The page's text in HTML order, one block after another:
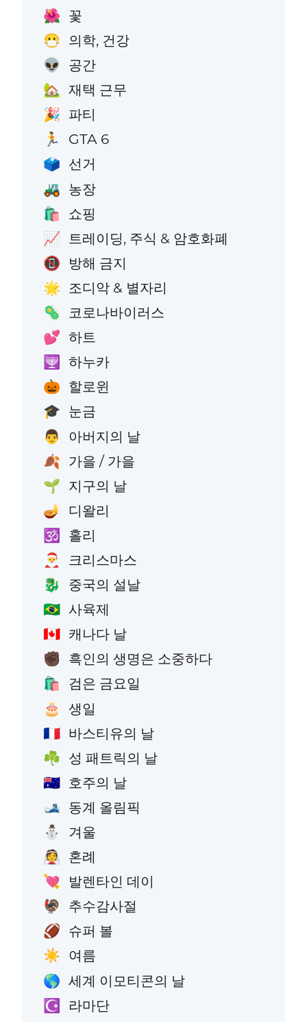
🌺 꽃
😷 의학, 건강
👽 공간
🏡 재택 근무
🎉 파티
🏃 GTA 6
🗳️ 선거
🚜 농장
🛍️ 쇼핑
📈 트레이딩, 주식 & 암호화폐
📵 방해 금지
🌟 조디악 & 별자리
🦠 코로나바이러스
💕 하트
🕎 하누카
🎃 할로윈
🎓 눈금
👨 아버지의 날
🍂 가을 / 가을
🌱 지구의 날
🪔 디왈리
🕉️ 홀리
🎅 크리스마스
🐉 중국의 설날
🇧🇷 사육제
🇨🇦 캐나다 날
✊🏿 흑인의 생명은 소중하다
🛍️ 검은 금요일
🎂 생일
🇫🇷 바스티유의 날
☘️ 성 패트릭의 날
🇦🇺 호주의 날
🎿 동계 올림픽
⛄ 겨울
👰 혼례
💘 발렌타인 데이
🦃 추수감사절
🏈 슈퍼 볼
☀️ 여름
🌎 세계 이모티콘의 날
☪️ 라마단